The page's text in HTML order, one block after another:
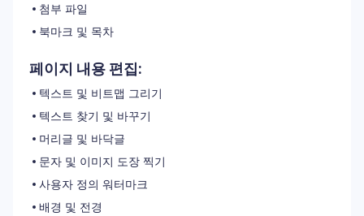
첨부 파일
북마크 및 목차
페이지 내용 편집:
텍스트 및 비트맵 그리기
텍스트 찾기 및 바꾸기
머리글 및 바닥글
문자 및 이미지 도장 찍기
사용자 정의 워터마크
배경 및 전경